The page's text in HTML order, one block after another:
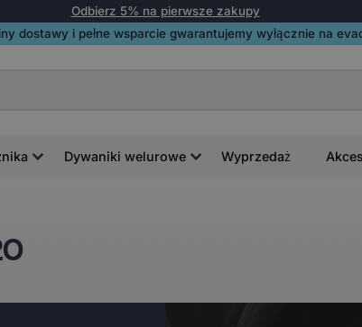
Odbierz 5% na pierwsze zakupy
dostawy i pełne wsparcie gwarantujemy wyłącznie na
Dywaniki welurowe Wyprzedaż